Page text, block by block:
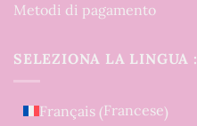
Metodi di pagamento
SELEZIONA LA LINGUA :
Français (Francese)